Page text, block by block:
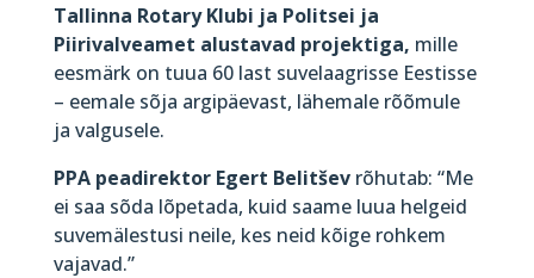
Tallinna Rotary Klubi ja Politsei ja
Piirivalveamet alustavad projektiga, mille
eesmärk on tuua 60 last suvelaagrisse Eestisse
– eemale sõja argipäevast, lähemale rõõmule
ja valgusele.
PPA peadirektor Egert Belitševrõhutab: “Me
ei saa sõda lõpetada, kuid saame luua helgeid
suvemälestusi neile, kes neid kõige rohkem
vajavad.”